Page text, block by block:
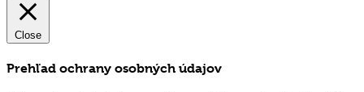
Close
Prehľad ochrany osobných údajov